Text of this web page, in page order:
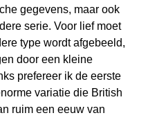
gegevens, maar ook
serie. Voor lief moet
type wordt afgebeeld,
door een kleine
prefereer ik de eerste
variatie die British
ruim een eeuw van